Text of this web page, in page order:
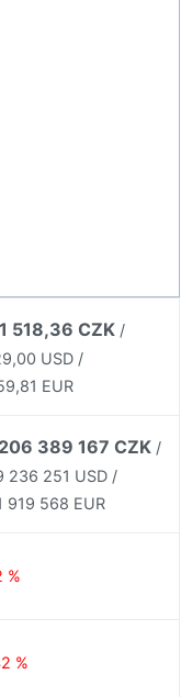
518,36 CZK /
USD /
EUR
389 167 CZK /
236 251 USD /
919 568 EUR
%
%